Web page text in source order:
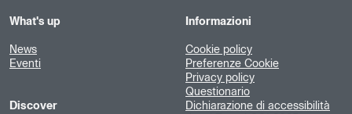
What's up
News
Eventi
Discover
Informazioni
Cookie policy
Preferenze Cookie
Privacy policy
Questionario
Dichiarazione di accessibilità